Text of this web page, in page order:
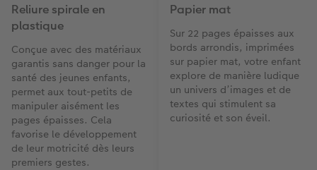
Reliure spirale en
plastique
Conçue avec des matériaux
garantis sans danger pour la
santé des jeunes enfants,
permet aux tout-petits de
manipuler aisément les
pages épaisses. Cela
favorise le développement
de leur motricité dès leurs
premiers gestes.
Papier mat
Sur 22 pages épaisses aux
bords arrondis, imprimées
sur papier mat, votre enfant
explore de manière ludique
un univers d’images et de
textes qui stimulent sa
curiosité et son éveil.